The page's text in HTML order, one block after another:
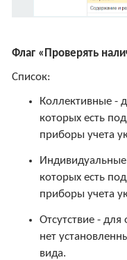
Флаг «Проверять
Список:
Коллективные -
которых есть
приборы учета
которых есть
приборы учета
Отсутствие -
нет
вида.